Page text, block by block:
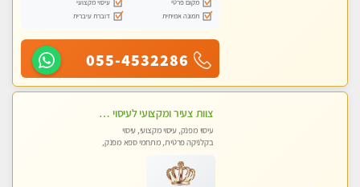
מקום פרטי
עיסוי מקצועי
תמונה אמיתית
דוברת עיברית
055-4532286
צוות צעיר ומקצועי לעיסוי VIP בקליניקה מפוארת באווירה חמה ונעימה מומלץ ביותר! חוויה מפנקת מאוד ... ללא מין !!
עיסוי מפנק, עיסוי מקצועי, עיסוי
בקלניקה פרטית, מתחמי ספא מפנק,